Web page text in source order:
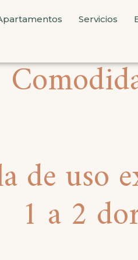
Servicios
de uso
1 a 2